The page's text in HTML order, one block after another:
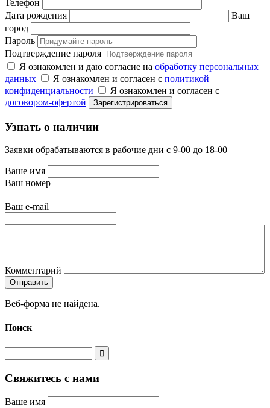
Телефон
Дата рождения
Ваш
город
Пароль
Подтверждение пароля
Я ознакомлен и даю согласие на обработку персональных
данных
Я ознакомлен и согласен с политикой
конфиденциальности
Я ознакомлен и согласен с
договором-офертой
Узнать о наличии
Заявки обрабатываются в рабочие дни с 9-00 до 18-00
Ваше имя
Ваш номер
Ваш e-mail
Комментарий
Веб-форма не найдена.
Поиск
Свяжитесь с нами
Ваше имя